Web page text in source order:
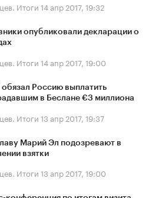
Итоги 14 апр 2017, 19:32
опубликовали декларации о
Итоги 14 апр 2017, 19:00
Россию выплатить
в Беслане €3 миллиона
Итоги 13 апр 2017, 19:37
Марий Эл подозревают в
взятки
Итоги 13 апр 2017, 19:00